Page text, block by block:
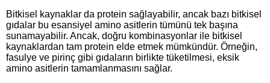
Bitkisel kaynaklar da protein sağlayabilir, ancak bazı bitkisel
gıdalar bu esansiyel amino asitlerin tümünü tek başına
sunamayabilir. Ancak, doğru kombinasyonlar ile bitkisel
kaynaklardan tam protein elde etmek mümkündür. Örneğin,
fasulye ve pirinç gibi gıdaların birlikte tüketilmesi, eksik
amino asitlerin tamamlanmasını sağlar.